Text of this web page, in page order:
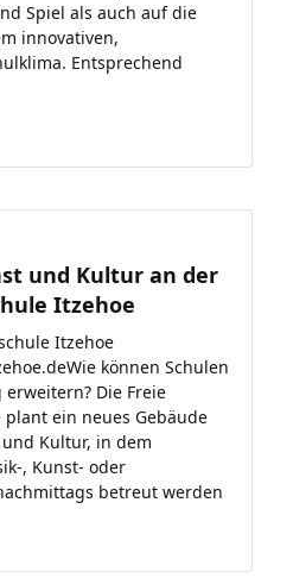
Spiel als auch auf die
innovativen,
Entsprechend
und Kultur an der
Itzehoe
Itzehoe
können Schulen
Die Freie
ein neues Gebäude
Kultur, in dem
, Kunst- oder
betreut werden